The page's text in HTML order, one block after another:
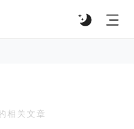
相关文章